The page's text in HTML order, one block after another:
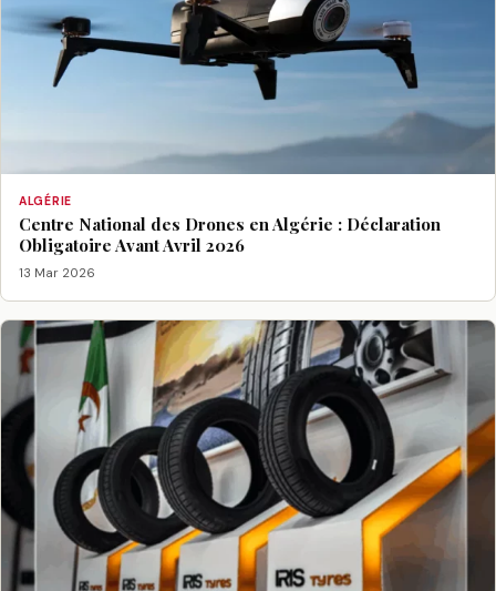
ALGÉRIE
Centre National des Drones en Algérie : Déclaration
Obligatoire Avant Avril 2026
13 Mar 2026